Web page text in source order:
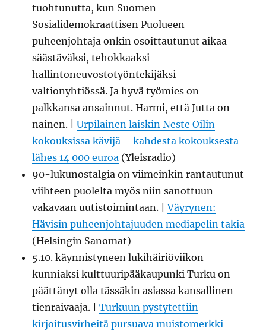
tuohtunutta, kun Suomen
Sosialidemokraattisen Puolueen
puheenjohtaja onkin osoittautunut aikaa
säästäväksi, tehokkaaksi
hallintoneuvostotyöntekijäksi
valtionyhtiössä. Ja hyvä työmies on
palkkansa ansainnut. Harmi, että Jutta on
nainen. |Urpilainen laiskin Neste Oilin
kokouksissa kävijä – kahdesta kokouksesta
lähes 14 000 euroa (Yleisradio)
90-lukunostalgia on viimeinkin rantautunut
viihteen puolelta myös niin sanottuun
vakavaan uutistoimintaan. |Väyrynen:
Hävisin puheenjohtajuuden mediapelin takia
(Helsingin Sanomat)
5.10. käynnistyneen lukihäiriöviikon
kunniaksi kulttuuripääkaupunki Turku on
päättänyt olla tässäkin asiassa kansallinen
tienraivaaja. |Turkuun pystytettiin
kirjoitusvirheitä pursuava muistomerkki